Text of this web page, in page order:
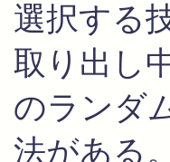
選択する
取り出し
のランダ
法がある